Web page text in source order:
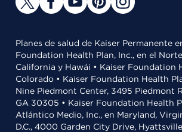
Planes de salud de Kaiser Permanente
Foundation Health Plan, Inc., en el
California y Hawái • Kaiser Foundation
Colorado • Kaiser Foundation Health
Nine Piedmont Center, 3495 Piedmont
GA 30305 • Kaiser Foundation Health
Atlántico Medio, Inc., en Maryland,
D.C., 4000 Garden City Drive,